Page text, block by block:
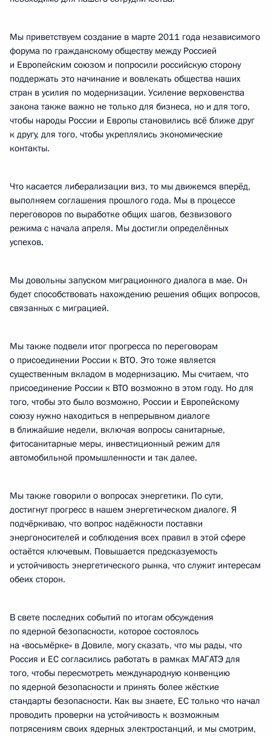
Мы приветствуем создание в марте 2011 года независимого
форума по гражданскому обществу между Россией
и Европейским союзом и попросили российскую сторону
поддержать это начинание и вовлекать общества наших
стран в усилия по модернизации. Усиление верховенства
закона также важно не только для бизнеса, но и для того,
чтобы народы России и Европы становились всё ближе друг
к другу, для того, чтобы укреплялись экономические
контакты.
Что касается либерализации виз, то мы движемся вперёд,
выполняем соглашения прошлого года. Мы в процессе
переговоров по выработке общих шагов, безвизового
режима с начала апреля. Мы достигли определённых
успехов.
Мы довольны запуском миграционного диалога в мае. Он
будет способствовать нахождению решения общих вопросов,
связанных с миграцией.
Мы также подвели итог прогресса по переговорам
о присоединении России к ВТО. Это тоже является
существенным вкладом в модернизацию. Мы считаем, что
присоединение России к ВТО возможно в этом году. Но для
того, чтобы это было возможно, России и Европейскому
союзу нужно находиться в непрерывном диалоге
в ближайшие недели, включая вопросы санитарные,
фитосанитарные меры, инвестиционный режим для
автомобильной промышленности и так далее.
Мы также говорили о вопросах энергетики. По сути,
достигнут прогресс в нашем энергетическом диалоге. Я
подчёркиваю, что вопрос надёжности поставки
энергоносителей и соблюдения всех правил в этой сфере
остаётся ключевым. Повышается предсказуемость
и устойчивость энергетического рынка, что служит интересам
обеих сторон.
В свете последних событий по итогам обсуждения
по ядерной безопасности, которое состоялось
на «восьмёрке» в Довиле, могу сказать, что мы рады, что
Россия и ЕС согласились работать в рамках МАГАТЭ для
того, чтобы пересмотреть международную конвенцию
по ядерной безопасности и принять более жёсткие
стандарты безопасности. Как вы знаете, ЕС только что начал
проводить проверки на устойчивость к возможным
потрясениям своих ядерных электростанций, и мы смотрим,